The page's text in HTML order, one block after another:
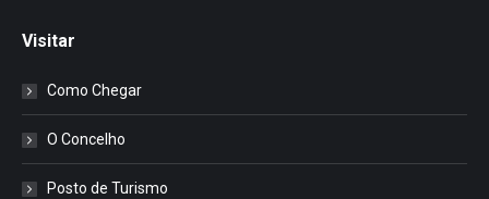
Visitar
Como Chegar
O Concelho
Posto de Turismo